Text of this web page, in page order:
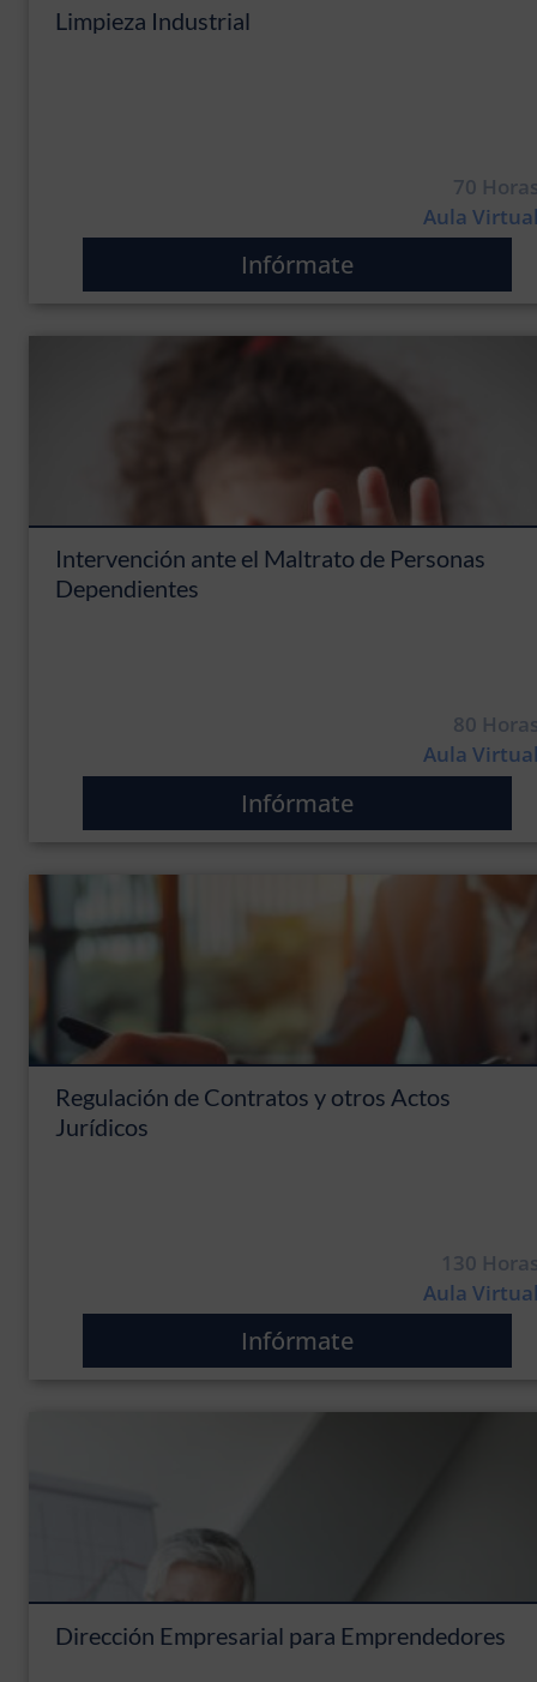
Limpieza Industrial
70
Aula
Infórmate
Intervención ante el Maltrato de Personas
Dependientes
80
Aula
Infórmate
Regulación de Contratos y otros Actos
Jurídicos
130
Aula
Infórmate
Dirección Empresarial para Emprendedores